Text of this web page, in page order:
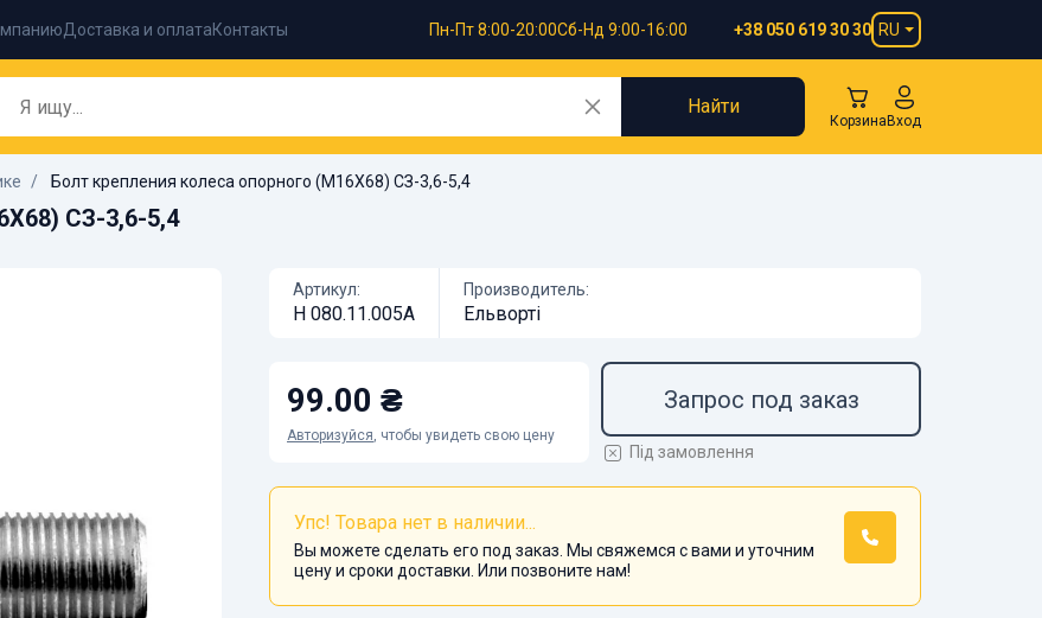
Доставка и оплатаКонтакты Пн-Пт 8:00-20:00Сб-Нд 9:00-16:00 +38 050 619 30 30 RU
Найти
Корзина Вход
Болт крепления колеса опорного (М16Х68) СЗ-3,6-5,4
СЗ-3,6-5,4
Артикул:
Н 080.11.005А
Производитель:
Ельворті
99.00 ₴
Авторизуйся, чтобы увидеть свою цену
Запрос под заказ
Під замовлення
Упс! Товара нет в наличии...
Вы можете сделать его под заказ. Мы свяжемся с вами и уточним
цену и сроки доставки. Или позвоните нам!